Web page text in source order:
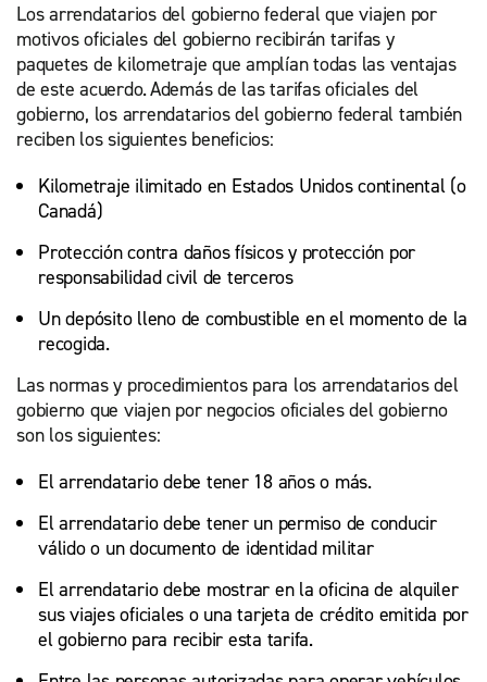
Los arrendatarios del gobierno federal que viajen por
motivos oficiales del gobierno recibirán tarifas y
paquetes de kilometraje que amplían todas las ventajas
de este acuerdo. Además de las tarifas oficiales del
gobierno, los arrendatarios del gobierno federal también
reciben los siguientes beneficios:
Kilometraje ilimitado en Estados Unidos continental (o
Canadá)
Protección contra daños físicos y protección por
responsabilidad civil de terceros
Un depósito lleno de combustible en el momento de la
recogida.
Las normas y procedimientos para los arrendatarios del
gobierno que viajen por negocios oficiales del gobierno
son los siguientes:
El arrendatario debe tener 18 años o más.
El arrendatario debe tener un permiso de conducir
válido o un documento de identidad militar
El arrendatario debe mostrar en la oficina de alquiler
sus viajes oficiales o una tarjeta de crédito emitida por
el gobierno para recibir esta tarifa.